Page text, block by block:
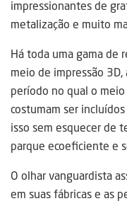
impressionantes de
metalização e muito
Há toda uma gama de
meio de impressão
período no qual o
costumam ser
isso sem esquecer de
parque ecoeficiente e
O olhar vanguardista
em suas fábricas e as